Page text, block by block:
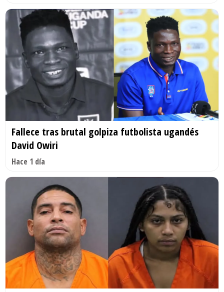
Fallece tras brutal golpiza futbolista ugandés
David Owiri
Hace 1 día